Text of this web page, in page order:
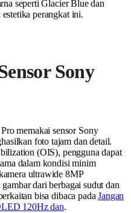
seperti Glacier Blue dan
perangkat ini.
Sony
memakai sensor Sony
foto tajam dan detail.
(OIS), pengguna dapat
dalam kondisi minim
ultrawide 8MP
dari berbagai sudut dan
bisa dibaca padaJangan
120Hz dan.